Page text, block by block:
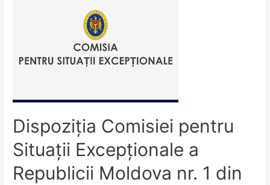
Dispoziţia Comisiei pentru
Situaţii Excepţionale a
Republicii Moldova nr. 1 din